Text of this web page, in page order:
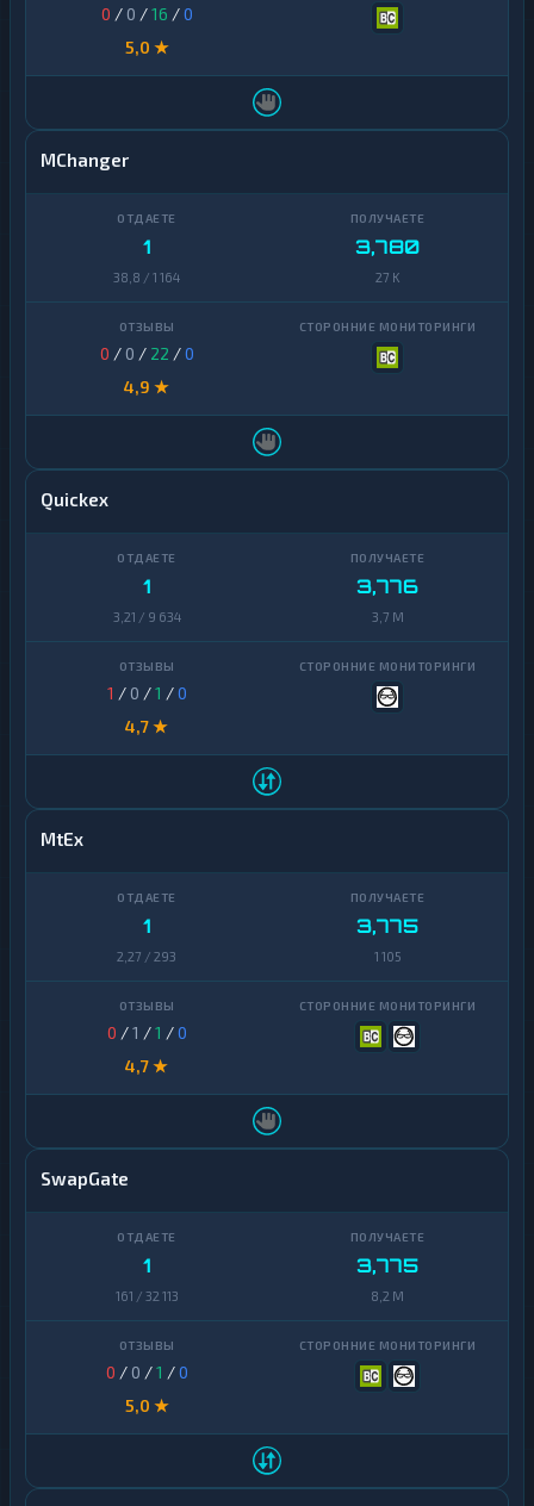
0 / 0 /16 /0
5,0 ★
MChanger
1
38,8 / 1 164
3,780
27 K
0 / 0 / 22 /0
4,9 ★
Quickex
1
3,21 / 9 634
3,776
3,7 M
1 / 0 /1 /0
4,7 ★
MtEx
1
2,27 / 293
3,775
1 105
0 /1 /1 /0
4,7 ★
SwapGate
1
161 / 32 113
3,775
8,2 M
0 / 0 /1 /0
5,0 ★